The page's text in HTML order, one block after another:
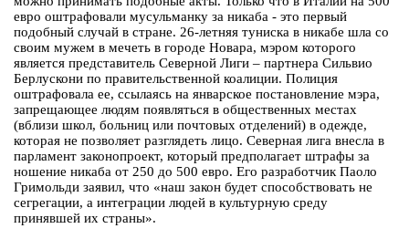
евро оштрафовали мусульманку за никаба - это первый
подобный случай в стране. 26-летняя туниска в никабе шла со
своим мужем в мечеть в городе Новара, мэром которого
является представитель Северной Лиги – партнера Сильвио
Берлускони по правительственной коалиции. Полиция
оштрафовала ее, ссылаясь на январское постановление мэра,
запрещающее людям появляться в общественных местах
(вблизи школ, больниц или почтовых отделений) в одежде,
которая не позволяет разглядеть лицо. Северная лига внесла в
парламент законопроект, который предполагает штрафы за
ношение никаба от 250 до 500 евро. Его разработчик Паоло
Гримольди заявил, что «наш закон будет способствовать не
сегрегации, а интеграции людей в культурную среду
принявшей их страны».